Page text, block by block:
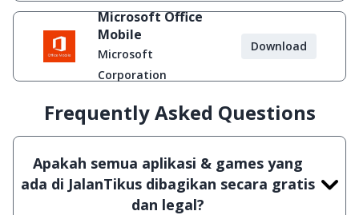
Microsoft Office
Mobile
Microsoft
Corporation
Download
Frequently Asked Questions
Apakah semua aplikasi & games yang
ada di JalanTikus dibagikan secara gratis
dan legal?